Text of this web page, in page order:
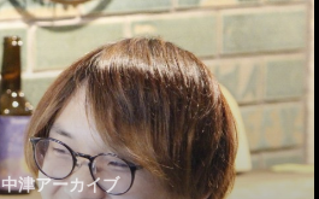
中津アーカイブ
Category
アート／文化／音楽
クラフト
コミュニティ／まちづ
アクセス
お問い合わせ